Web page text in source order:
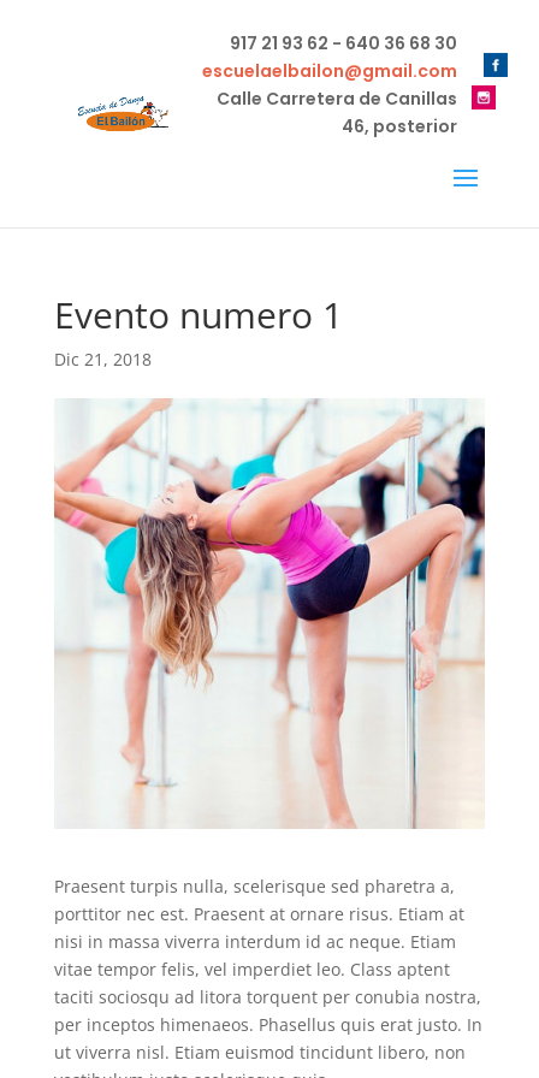
917 21 93 62 - 640 36 68 30
escuelaelbailon@gmail.com
Calle Carretera de Canillas
46, posterior
Evento numero 1
Dic 21, 2018
Praesent turpis nulla, scelerisque sed pharetra a,
porttitor nec est. Praesent at ornare risus. Etiam at
nisi in massa viverra interdum id ac neque. Etiam
vitae tempor felis, vel imperdiet leo. Class aptent
taciti sociosqu ad litora torquent per conubia nostra,
per inceptos himenaeos. Phasellus quis erat justo. In
ut viverra nisl. Etiam euismod tincidunt libero, non